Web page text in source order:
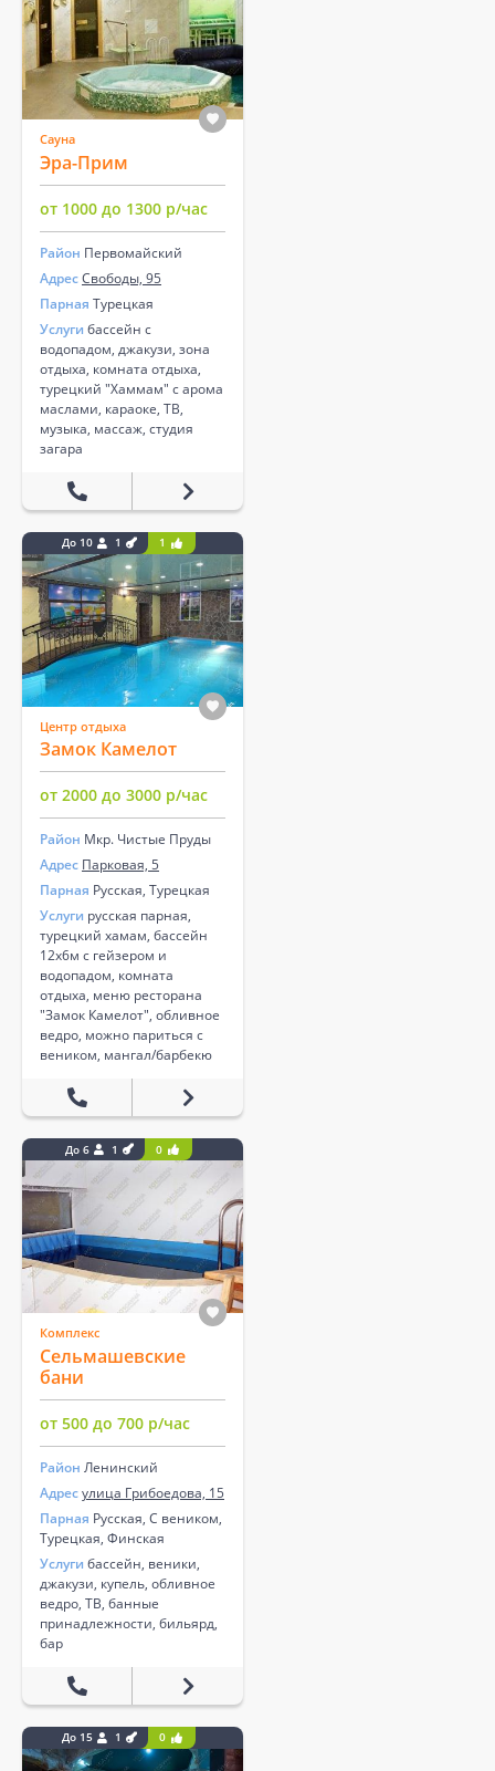
Сауна
Эра-Прим
от 1000 до 1300 р/час
Район Первомайский
АдресСвободы, 95
Парная Турецкая
Услуги бассейн с
водопадом, джакузи, зона
отдыха, комната отдыха,
турецкий "Хаммам" с арома
маслами, караоке, ТВ,
музыка, массаж, студия
загара
До 10 1 1
Центр отдыха
Замок Камелот
от 2000 до 3000 р/час
Район Мкр. Чистые Пруды
Адрес Парковая, 5
Парная Русская, Турецкая
Услуги русская парная,
турецкий хамам, бассейн
12х6м с гейзером и
водопадом, комната
отдыха, меню ресторана
"Замок Камелот", обливное
ведро, можно париться с
веником, мангал/барбекю
До 6 1 0
Комплекс
Сельмашевские
бани
от 500 до 700 р/час
Район Ленинский
Адресулица Грибоедова, 15
Парная Русская, С веником,
Турецкая, Финская
Услуги бассейн, веники,
джакузи, купель, обливное
ведро, ТВ, банные
принадлежности, бильярд,
бар
До 15 1 0